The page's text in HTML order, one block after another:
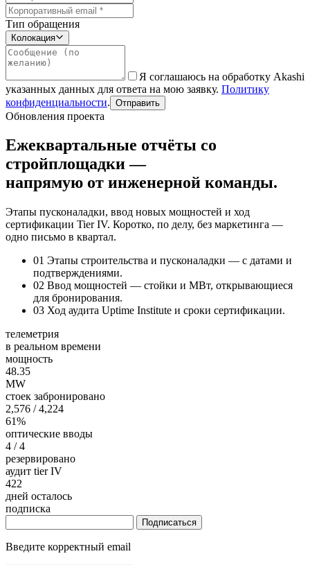
Тип обращения
Колокация
Я соглашаюсь на обработку Akashi
указанных данных для ответа на мою заявку. Политику
конфиденциальности. Отправить
Обновления проекта
Ежеквартальные отчёты со
стройплощадки —
напрямую от инженерной команды.
Этапы пусконаладки, ввод новых мощностей и ход
сертификации Tier IV. Коротко, по делу, без маркетинга —
одно письмо в квартал.
01 Этапы строительства и пусконаладки — с датами и
подтверждениями.
02 Ввод мощностей — стойки и МВт, открывающиеся
для бронирования.
03 Ход аудита Uptime Institute и сроки сертификации.
телеметрия
в реальном времени
мощность
48.35
MW
стоек забронировано
2,576 / 4,224
61%
оптические вводы
4 / 4
резервировано
аудит tier IV
422
дней осталось
подписка
Подписаться
Введите корректный email